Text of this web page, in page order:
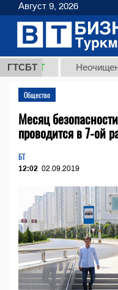
ГТСБТ Неочищенная
Общество
Месяц
проводится в 7-ой
БТ
12:02 02.09.2019
Август 9, 2026